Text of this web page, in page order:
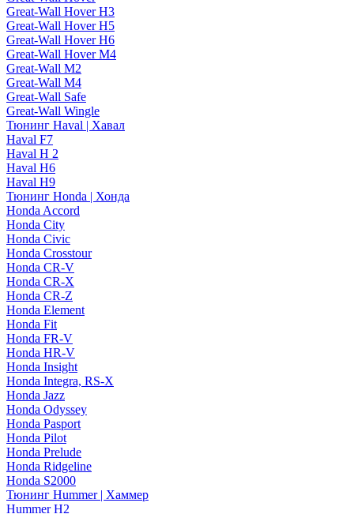
Great-Wall Hover H3
Great-Wall Hover H5
Great-Wall Hover H6
Great-Wall Hover M4
Great-Wall M2
Great-Wall M4
Great-Wall Safe
Great-Wall Wingle
Тюнинг Haval | Хавал
Haval F7
Haval H 2
Haval H6
Haval H9
Тюнинг Honda | Хонда
Honda Accord
Honda City
Honda Civic
Honda Crosstour
Honda CR-V
Honda CR-X
Honda CR-Z
Honda Element
Honda Fit
Honda FR-V
Honda HR-V
Honda Insight
Honda Integra, RS-X
Honda Jazz
Honda Odyssey
Honda Pasport
Honda Pilot
Honda Prelude
Honda Ridgeline
Honda S2000
Тюнинг Hummer | Хаммер
Hummer H2